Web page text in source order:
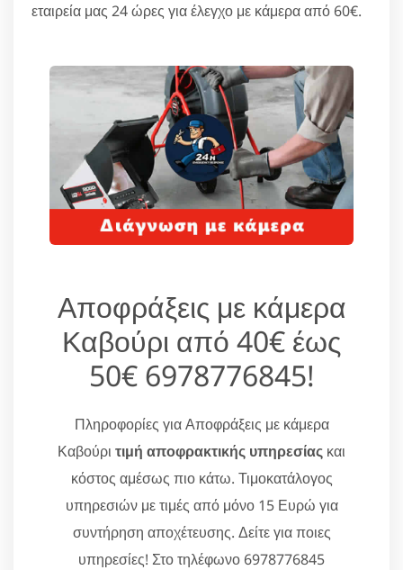
εταιρεία μας 24 ώρες για έλεγχο με κάμερα από 60€.
Αποφράξεις με κάμερα
Καβούρι από 40€ έως
50€ 6978776845!
Πληροφορίες για Αποφράξεις με κάμερα
Καβούρι τιμή αποφρακτικής υπηρεσίας και
κόστος αμέσως πιο κάτω. Τιμοκατάλογος
υπηρεσιών με τιμές από μόνο 15 Ευρώ για
συντήρηση αποχέτευσης. Δείτε για ποιες
υπηρεσίες! Στο τηλέφωνο 6978776845